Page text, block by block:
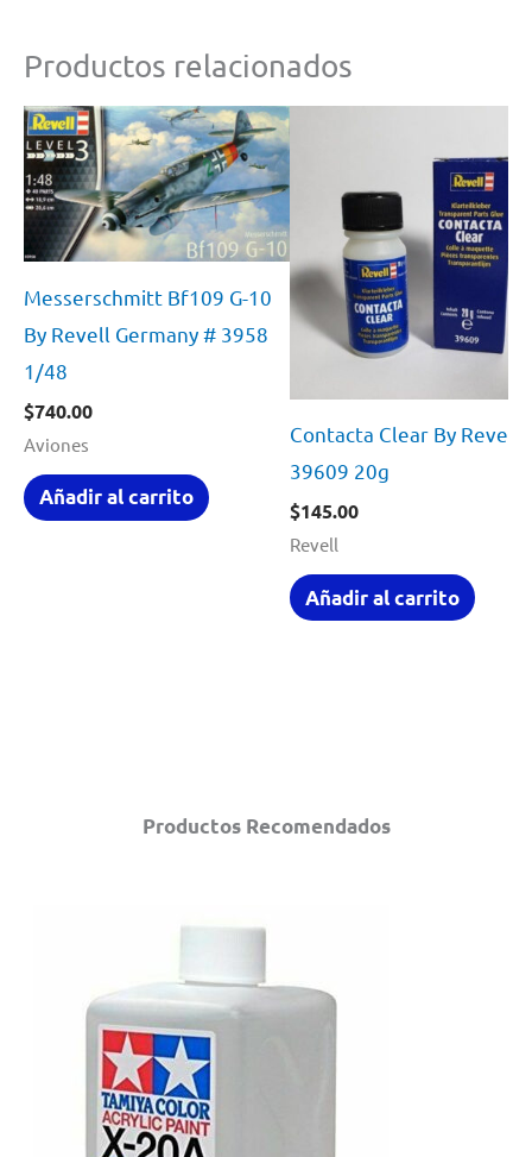
Productos Recomendados
Productos relacionados
Messerschmitt Bf109 G-10
By Revell Germany # 3958
1/48
$740.00
Aviones
Añadir al carrito
Contacta Clear By Revell
39609 20g
$145.00
Revell
Añadir al carrito